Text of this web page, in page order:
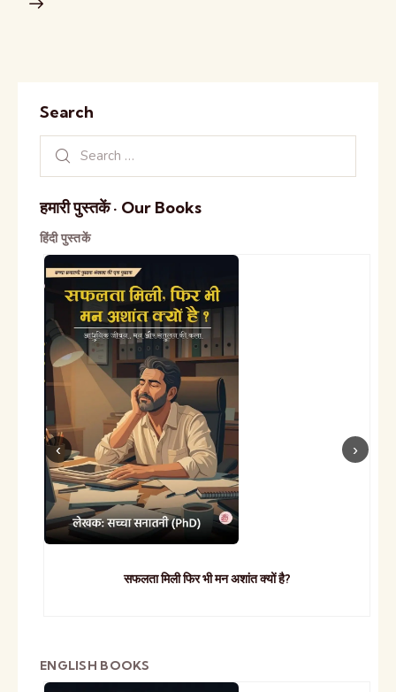
Search
हमारी पुस्तकें · Our Books
हिंदी पुस्तकें
सफलता मिली फिर भी मन अशांत क्यों है?
ENGLISH BOOKS